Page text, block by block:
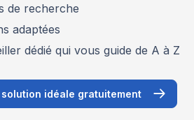
de recherche
adaptées
dédié qui vous guide de A à Z
idéale gratuitement